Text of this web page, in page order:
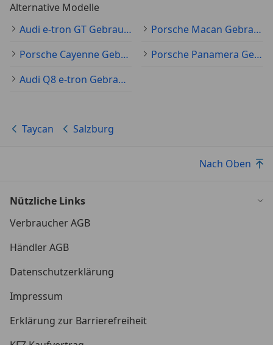
Alternative Modelle
Audi e-tron GT Gebraucht
Porsche Macan Gebraucht
Porsche Cayenne Gebraucht
Porsche Panamera Gebraucht
Audi Q8 e-tron Gebraucht
Taycan Salzburg
Nach Oben
Nützliche Links
Verbraucher AGB
Händler AGB
Datenschutzerklärung
Impressum
Erklärung zur Barrierefreiheit